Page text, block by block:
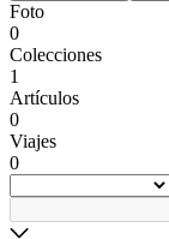
Foto
0
Colecciones
1
Artículos
0
Viajes
0